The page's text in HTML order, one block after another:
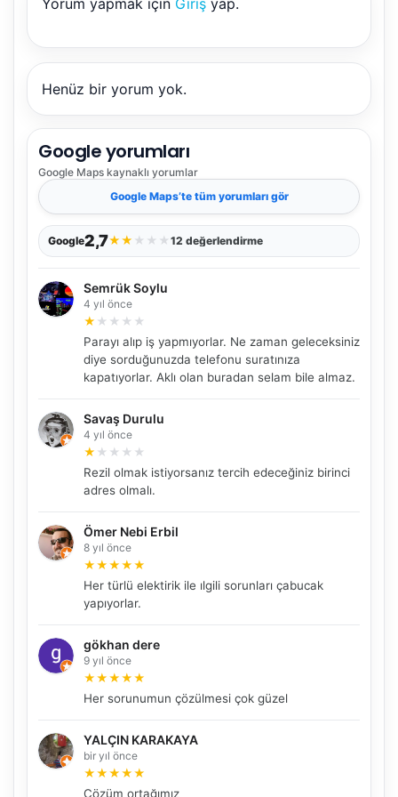
Henüz bir yorum yok.
Google yorumları
Google Maps kaynaklı yorumlar
Google Maps’te tüm yorumları gör
Google2,7★★ ★ ★ ★ 12 değerlendirme
Semrük Soylu
4 yıl önce
★ ★ ★ ★ ★
Parayı alıp iş yapmıyorlar. Ne zaman geleceksiniz
diye sorduğunuzda telefonu suratınıza
kapatıyorlar. Aklı olan buradan selam bile almaz.
Savaş Durulu
4 yıl önce
★ ★ ★ ★ ★
Rezil olmak istiyorsanız tercih edeceğiniz birinci
adres olmalı.
Ömer Nebi Erbil
8 yıl önce
★★★★★
Her türlü elektirik ile ılgili sorunları çabucak
yapıyorlar.
gökhan dere
9 yıl önce
★★★★★
Her sorunumun çözülmesi çok güzel
YALÇIN KARAKAYA
bir yıl önce
★★★★★
Çözüm ortağımız
NBY Akıllı Asistan
Şehir / ilçe
🧭 Rehber ⭐ Popüler
🏛️ Tarihi 🌿 Doğa